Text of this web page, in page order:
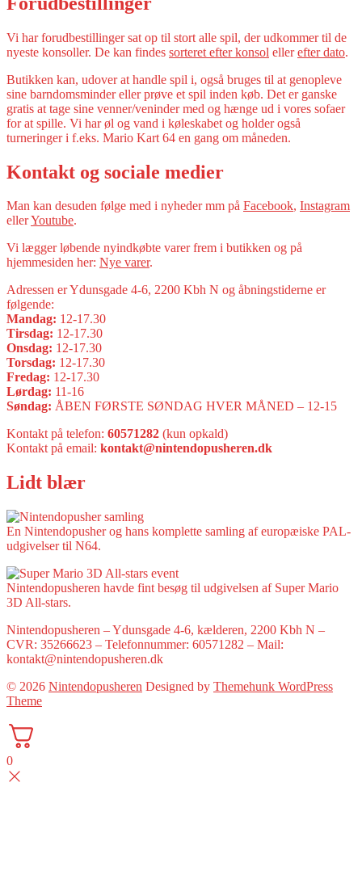
Vi har forudbestillinger sat op til stort alle spil, der udkommer til de
nyeste konsoller. De kan findes sorteret efter konsol ellerefter dato.
Butikken kan, udover at handle spil i, også bruges til at genopleve
sine barndomsminder eller prøve et spil inden køb. Det er ganske
gratis at tage sine venner/veninder med og hænge ud i vores sofaer
for at spille. Vi har øl og vand i køleskabet og holder også
turneringer i f.eks. Mario Kart 64 en gang om måneden.
Kontakt og sociale medier
Man kan desuden følge med i nyheder mm på Facebook, Instagram
ellerYoutube.
Vi lægger løbende nyindkøbte varer frem i butikken og på
hjemmesiden her: Nye varer.
Adressen er Ydunsgade 4-6, 2200 Kbh N og åbningstiderne er
følgende:
Mandag: 12-17.30
Tirsdag: 12-17.30
Onsdag: 12-17.30
Torsdag: 12-17.30
Fredag: 12-17.30
Lørdag: 11-16
Søndag: ÅBEN FØRSTE SØNDAG HVER MÅNED – 12-15
Kontakt på telefon: 60571282 (kun opkald)
Kontakt på email: kontakt@nintendopusheren.dk
Lidt blær
En Nintendopusher og hans komplette samling af europæiske PAL-
udgivelser til N64.
Nintendopusheren havde fint besøg til udgivelsen af Super Mario
3D All-stars.
Nintendopusheren – Ydunsgade 4-6, kælderen, 2200 Kbh N –
CVR: 35266623 – Telefonnummer: 60571282 – Mail:
kontakt@nintendopusheren.dk
© 2026 Nintendopusheren Designed by Themehunk WordPress
Theme
0